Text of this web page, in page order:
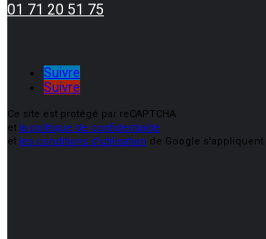
01 71 20 51 75
Suivre
Suivre
Ce site est protégé par reCAPTCHA
et la politique de confidentialité
et les conditions d'utilisation de Google s'appliquent.